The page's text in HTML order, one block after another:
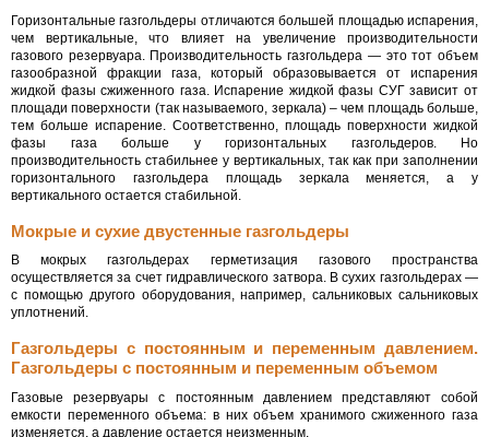
Горизонтальные газгольдеры отличаются большей площадью испарения,
чем вертикальные, что влияет на увеличение производительности
газового резервуара. Производительность газгольдера — это тот объем
газообразной фракции газа, который образовывается от испарения
жидкой фазы сжиженного газа. Испарение жидкой фазы СУГ зависит от
площади поверхности (так называемого, зеркала) – чем площадь больше,
тем больше испарение. Соответственно, площадь поверхности жидкой
фазы газа больше у горизонтальных газгольдеров. Но
производительность стабильнее у вертикальных, так как при заполнении
горизонтального газгольдера площадь зеркала меняется, а у
вертикального остается стабильной.
Мокрые и сухие двустенные газгольдеры
В мокрых газгольдерах герметизация газового пространства
осуществляется за счет гидравлического затвора. В сухих газгольдерах —
с помощью другого оборудования, например, сальниковых сальниковых
уплотнений.
Газгольдеры с постоянным и переменным давлением.
Газгольдеры с постоянным и переменным объемом
Газовые резервуары с постоянным давлением представляют собой
емкости переменного объема: в них объем хранимого сжиженного газа
изменяется, а давление остается неизменным.